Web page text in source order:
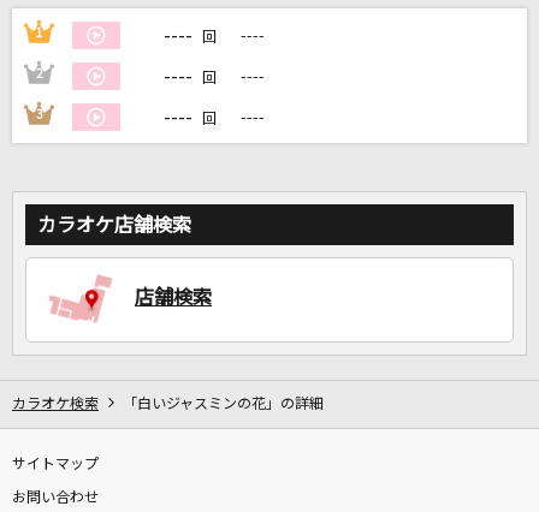
自宅でカラオケ歌い放題！
家族や友達と一緒に！練習にも！
1 ---- 回 ----
2 ---- 回 ----
3 ---- 回 ----
カラオケ店舗検索
店舗検索
カラオケ検索 「白いジャスミンの花」の詳細
サイトマップ
お問い合わせ